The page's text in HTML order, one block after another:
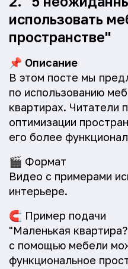
использовать
пространстве"
📌 Описание
В этом посте мы
по использованию
квартирах. Читатели
оптимизации
его более
🎬 Формат
Видео с примерами
интерьере.
🧲 Пример подачи
"Маленькая
с помощью мебели
функциональное